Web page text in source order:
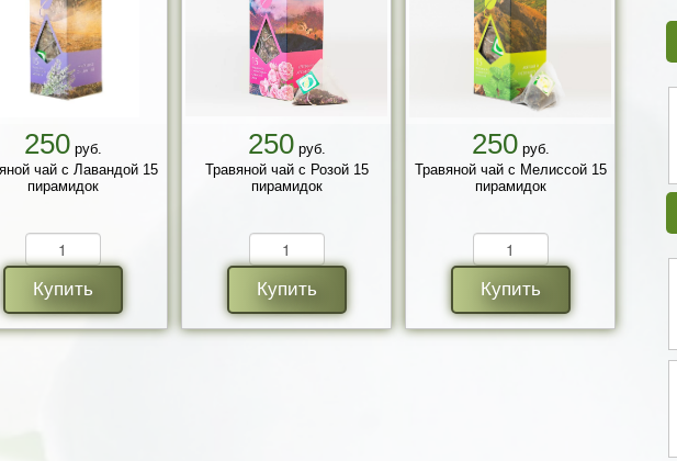
250руб.
чай с Лавандой 15
пирамидок
Купить
250руб.
Травяной чай с Розой 15
пирамидок
Купить
250руб.
Травяной чай с Мелиссой 15
пирамидок
Купить